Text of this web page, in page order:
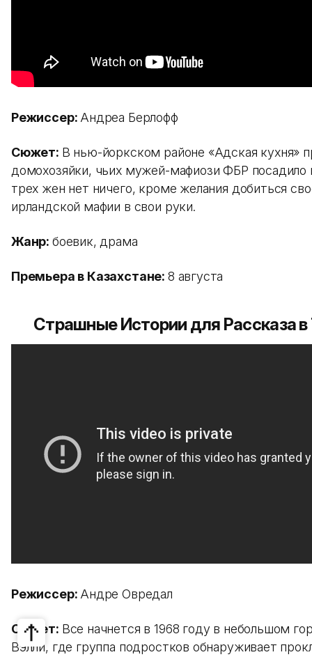
Режиссер: Андреа Берлофф
Сюжет: В нью-йоркском районе «Адская кухня»
домохозяйки, чьих мужей-мафиози ФБР
трех жен нет ничего, кроме желания добиться
ирландской мафии в свои руки.
Жанр: боевик, драма
Премьера в Казахстане: 8 августа
Страшные Истории для Рассказа
Режиссер: Андре Овредал
Сюжет: Все начнется в 1968 году в небольшом
Вэлли, где группа подростков обнаруживает